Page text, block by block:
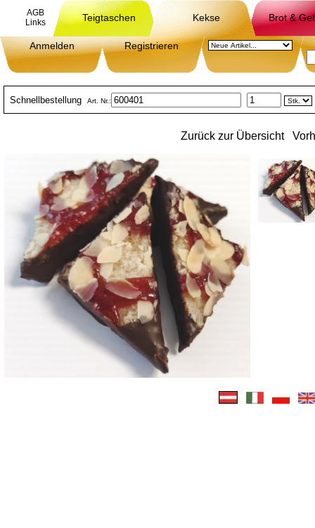
AGB
Links
Teigtaschen Kekse Brot &
Anmelden Registrieren
Schnellbestellung Art. Nr.:
Zurück zur Übersicht